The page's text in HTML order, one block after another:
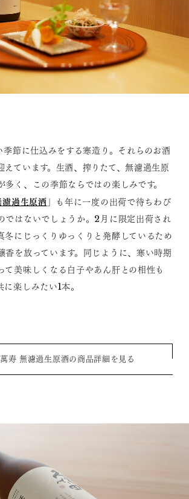
節に仕込みをする寒造り。それらのお酒
えています。生酒、搾りたて、無濾過生原
く、この季節ならではの楽しみです。
過生原酒 」も年に一度の出荷で待ちわび
ではないでしょうか。2月に限定出荷され
冬にじっくりゆっくりと発酵しているため
香を放っています。同じように、寒い時期
て美味しくなる白子やあん肝との相性も
楽しみたい1本。
寿 無濾過生原酒の商品詳細を見る